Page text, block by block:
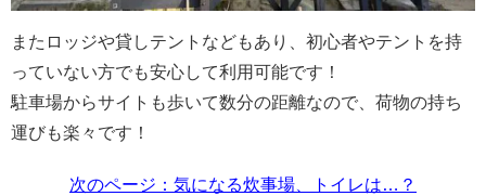
またロッジや貸しテントなどもあり、初心者やテントを持
っていない方でも安心して利用可能です！
駐車場からサイトも歩いて数分の距離なので、荷物の持ち
運びも楽々です！
次のページ：気になる炊事場、トイレは…？